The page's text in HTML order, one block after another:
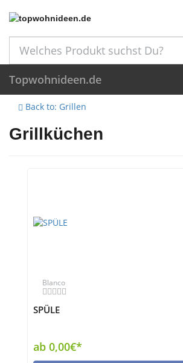
Topwohnideen.de
Back to: Grillen
Grillküchen
Blanco
SPÜLE
ab 0,00€*